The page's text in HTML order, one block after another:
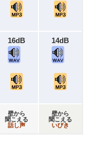
16dB 14dB
壁から
聞こえる
話し声
壁から
聞こえる
いびき